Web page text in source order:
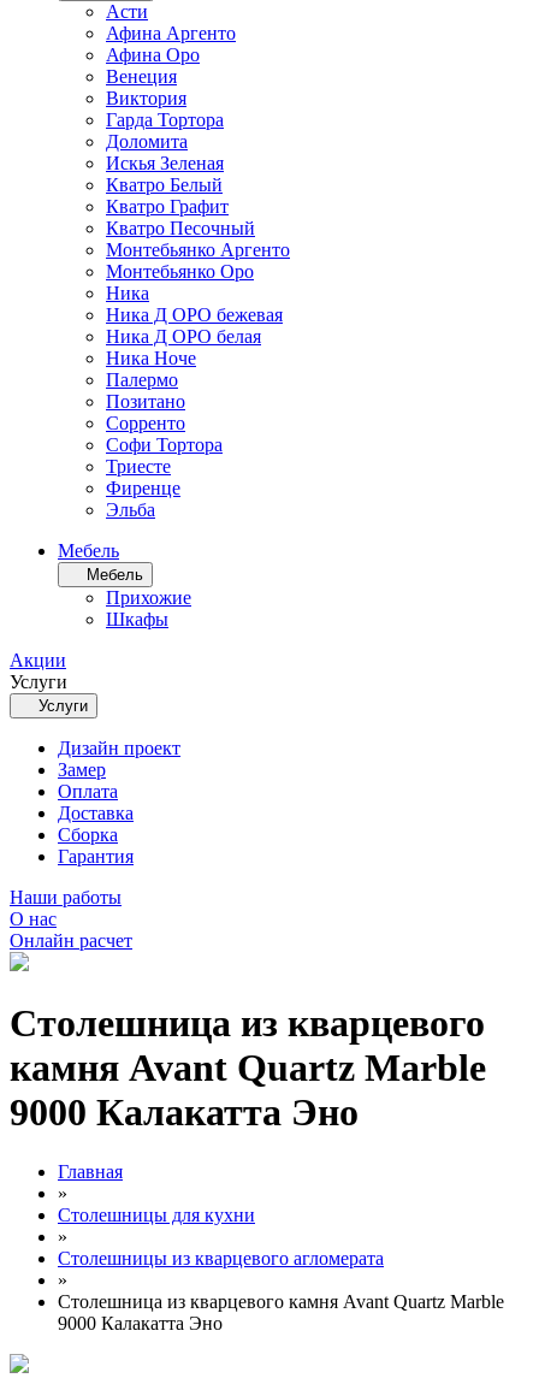
Асти
Афина Аргенто
Афина Оро
Венеция
Виктория
Гарда Тортора
Доломита
Искья Зеленая
Кватро Белый
Кватро Графит
Кватро Песочный
Монтебьянко Аргенто
Монтебьянко Оро
Ника
Ника Д ОРО бежевая
Ника Д ОРО белая
Ника Ноче
Палермо
Позитано
Сорренто
Софи Тортора
Триесте
Фиренце
Эльба
Мебель
Мебель
Прихожие
Шкафы
Акции
Услуги
Услуги
Дизайн проект
Замер
Оплата
Доставка
Сборка
Гарантия
Наши работы
О нас
Онлайн расчет
Столешница из кварцевого
камня Avant Quartz Marble
9000 Калакатта Эно
Главная
»
Столешницы для кухни
»
Столешницы из кварцевого агломерата
»
Столешница из кварцевого камня Avant Quartz Marble
9000 Калакатта Эно